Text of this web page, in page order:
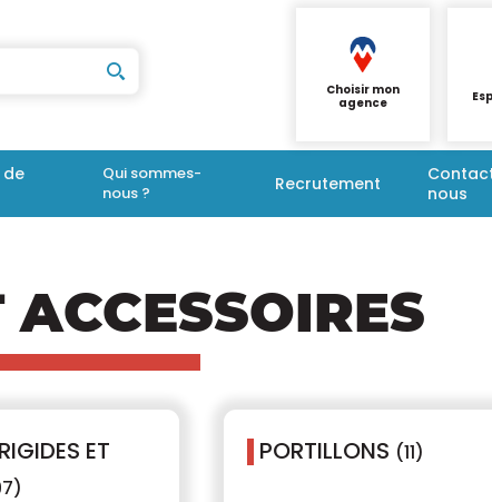
Choisir mon
agence
de
Qui sommes-
nous ?
Recrutement
nous
ET
PORTILLONS (11)